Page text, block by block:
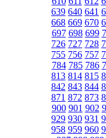
639 640 641
668 669 670
697 698 699
726 727 728
755 756 757
784 785 786
813 814 815
842 843 844
871 872 873
900 901 902
929 930 931
958 959 960